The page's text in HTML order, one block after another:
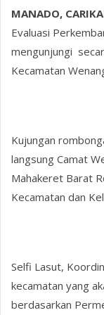
MANADO,
Evaluasi
mengunjungi
Kecamatan
Kujungan
langsung Camat
Mahakeret Barat
Kecamatan dan
Selfi Lasut,
kecamatan yang
berdasarkan